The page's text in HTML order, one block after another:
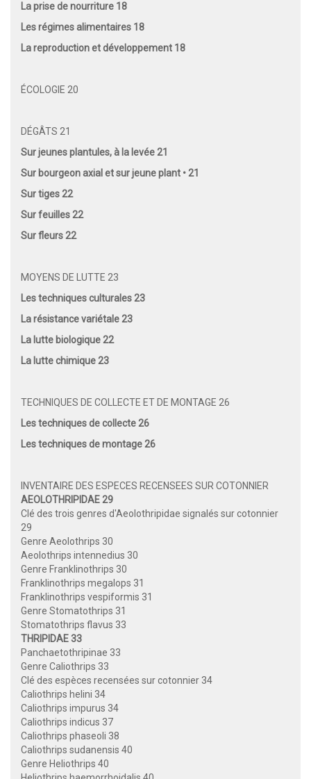
La prise de nourriture 18
Les régimes alimentaires 18
La reproduction et développement 18
ÉCOLOGIE 20
DÉGÂTS 21
Sur jeunes plantules, à la levée 21
Sur bourgeon axial et sur jeune plant • 21
Sur tiges 22
Sur feuilles 22
Sur fleurs 22
MOYENS DE LUTTE 23
Les techniques culturales 23
La résistance variétale 23
La lutte biologique 22
La lutte chimique 23
TECHNIQUES DE COLLECTE ET DE MONTAGE 26
Les techniques de collecte 26
Les techniques de montage 26
INVENTAIRE DES ESPECES RECENSEES SUR COTONNIER
AEOLOTHRIPIDAE 29
Clé des trois genres d'Aeolothripidae signalés sur cotonnier
29
Genre Aeolothrips 30
Aeolothrips intennedius 30
Genre Franklinothrips 30
Franklinothrips megalops 31
Franklinothrips vespiformis 31
Genre Stomatothrips 31
Stomatothrips flavus 33
THRIPIDAE 33
Panchaetothripinae 33
Genre Caliothrips 33
Clé des espèces recensées sur cotonnier 34
Caliothrips helini 34
Caliothrips impurus 34
Caliothrips indicus 37
Caliothrips phaseoli 38
Caliothrips sudanensis 40
Genre Heliothrips 40